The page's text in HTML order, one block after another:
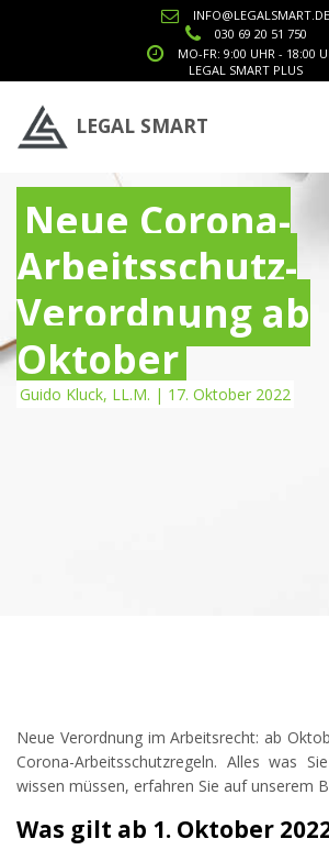
INFO@LEGALSMART.DE
030 69 20 51 750
MO-FR: 9:00 UHR - 18:00
LEGAL SMART PLUS
LEGAL SMART
Neue Corona-
Arbeitsschutz-
Verordnung ab
Oktober
Guido Kluck, LL.M. | 17. Oktober 2022
Neue Verordnung im Arbeitsrecht: ab
Corona-Arbeitsschutzregeln. Alles was
wissen müssen, erfahren Sie auf unserem
Was gilt ab 1. Oktober